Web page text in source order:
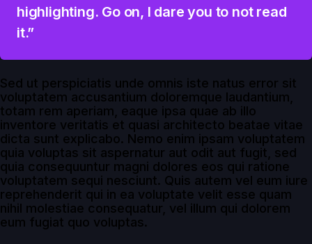
highlighting. Go on, I dare you to not read
it.”
Sed ut perspiciatis unde omnis iste natus error sit
voluptatem accusantium doloremque laudantium,
totam rem aperiam, eaque ipsa quae ab illo
inventore veritatis et quasi architecto beatae vitae
dicta sunt explicabo. Nemo enim ipsam voluptatem
quia voluptas sit aspernatur aut odit aut fugit, sed
quia consequuntur magni dolores eos qui ratione
voluptatem sequi nesciunt. Quis autem vel eum iure
reprehenderit qui in ea voluptate velit esse quam
nihil molestiae consequatur, vel illum qui dolorem
eum fugiat quo voluptas.